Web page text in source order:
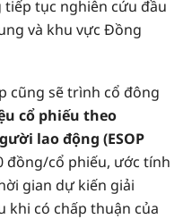
tiếp tục nghiên cứu đầu
và khu vực Đồng
cũng sẽ trình cổ đông
cổ phiếu theo
lao động (ESOP
đồng/cổ phiếu, ước tính
gian dự kiến giải
khi có chấp thuận của